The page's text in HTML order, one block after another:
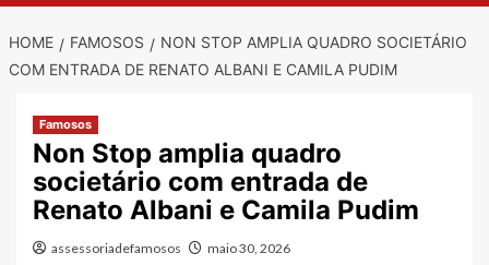
HOME FAMOSOS
NON STOP AMPLIA QUADRO SOCIETÁRIO
COM ENTRADA DE RENATO ALBANI E CAMILA PUDIM
Famosos
Non Stop amplia quadro
societário com entrada de
Renato Albani e Camila Pudim
assessoriadefamosos maio 30, 2026